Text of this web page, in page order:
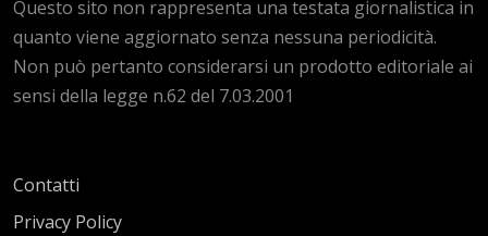
Questo sito non rappresenta una testata giornalistica in
quanto viene aggiornato senza nessuna periodicità.
Non può pertanto considerarsi un prodotto editoriale ai
sensi della legge n.62 del 7.03.2001
Contatti
Privacy Policy